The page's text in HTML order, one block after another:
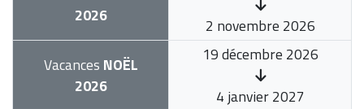
2026
2 novembre 2026
Vacances NOËL
2026
19 décembre 2026
4 janvier 2027